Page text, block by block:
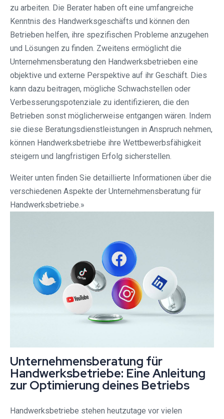
zu arbeiten. Die Berater haben oft eine umfangreiche
Kenntnis des Handwerksgeschäfts und können den
Betrieben helfen, ihre spezifischen Probleme anzugehen
und Lösungen zu finden. Zweitens ermöglicht die
Unternehmensberatung den Handwerksbetrieben eine
objektive und externe Perspektive auf ihr Geschäft. Dies
kann dazu beitragen, mögliche Schwachstellen oder
Verbesserungspotenziale zu identifizieren, die den
Betrieben sonst möglicherweise entgangen wären. Indem
sie diese Beratungsdienstleistungen in Anspruch nehmen,
können Handwerksbetriebe ihre Wettbewerbsfähigkeit
steigern und langfristigen Erfolg sicherstellen.
Weiter unten finden Sie detaillierte Informationen über die
verschiedenen Aspekte der Unternehmensberatung für
Handwerksbetriebe.»
Unternehmensberatung für
Handwerksbetriebe: Eine Anleitung
zur Optimierung deines Betriebs
Handwerksbetriebe stehen heutzutage vor vielen